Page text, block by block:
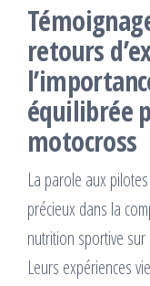
retours
équilibrée
motocross
La parole aux
précieux dans la
nutrition sportive sur
Leurs expériences